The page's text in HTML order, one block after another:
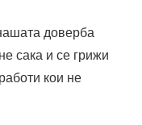
доверба
сака и се грижи
кои не